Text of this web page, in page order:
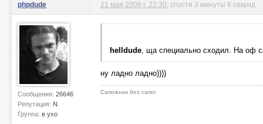
phpdude
Сообщения: 26646
Репутация: N
Группа: в ухо
21 мая 2009 г. 22:30 , спустя 3 минуты 6 секунд
helldude, ща специально сходил. На оф
ну ладно ладно))))
Сапожник без сапог